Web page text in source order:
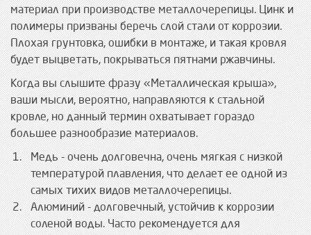
материал при производстве металлочерепицы. Цинк и
полимеры призваны беречь слой стали от коррозии.
Плохая грунтовка, ошибки в монтаже, и такая кровля
будет выцветать, покрываться пятнами ржавчины.
Когда вы слышите фразу «Металлическая крыша»,
ваши мысли, вероятно, направляются к стальной
кровле, но данный термин охватывает гораздо
большее разнообразие материалов.
Медь - очень долговечна, очень мягкая с низкой
температурой плавления, что делает ее одной из
самых тихих видов металлочерепицы.
Алюминий - долговечный, устойчив к коррозии
соленой воды. Часто рекомендуется для